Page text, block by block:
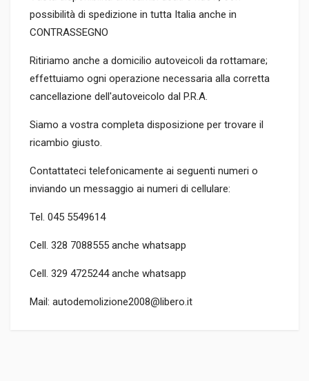
possibilità di spedizione in tutta Italia anche in
CONTRASSEGNO
Ritiriamo anche a domicilio autoveicoli da rottamare;
effettuiamo ogni operazione necessaria alla corretta
cancellazione dell'autoveicolo dal P.R.A.
Siamo a vostra completa disposizione per trovare il
ricambio giusto.
Contattateci telefonicamente ai seguenti numeri o
inviando un messaggio ai numeri di cellulare:
Tel. 045 5549614
Cell. 328 7088555 anche whatsapp
Cell. 329 4725244 anche whatsapp
Mail: autodemolizione2008@libero.it